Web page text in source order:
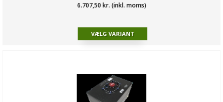
6.707,50 kr. (inkl. moms)